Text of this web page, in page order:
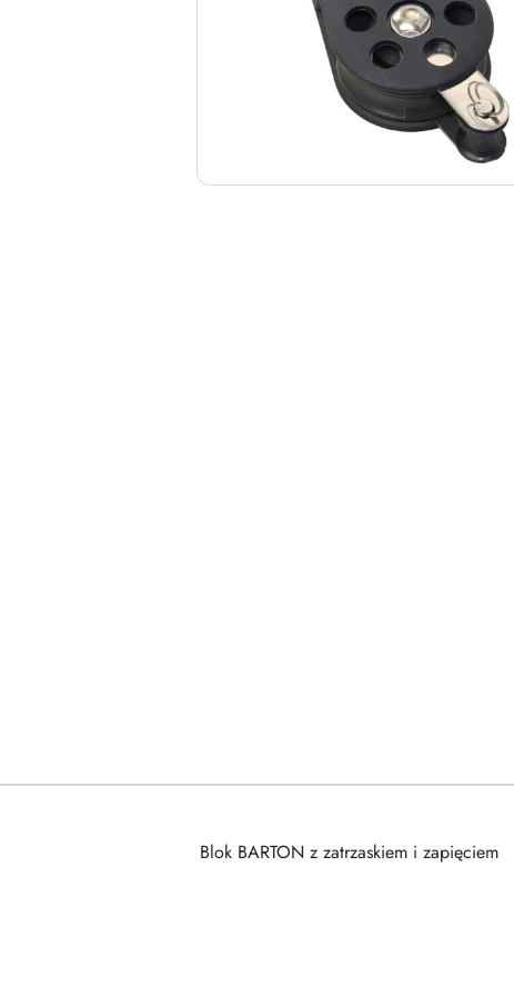
Blok BARTON z zatrzaskiem i zapięciem